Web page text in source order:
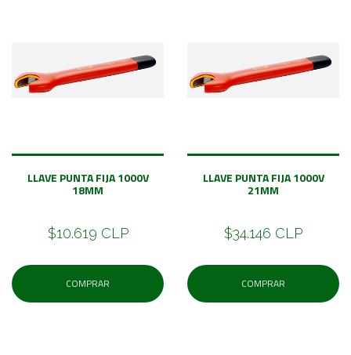
LLAVE PUNTA FIJA 1000V
18MM
$10.619 CLP
COMPRAR
LLAVE PUNTA FIJA 1000V
21MM
$34.146 CLP
COMPRAR